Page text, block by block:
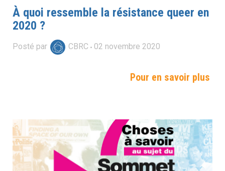
À quoi ressemble la résistance queer en
2020 ?
Posté par CBRC 02 novembre 2020
Pour en savoir plus